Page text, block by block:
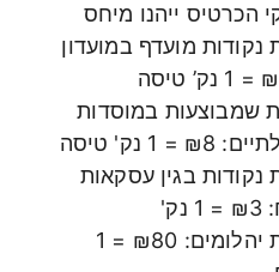
הכרטיס ייהנו מיחס
נקודות מועדף במועדון
שמבוצעות במוסדות
= 1 נק' טיסה
נקודות בגין עסקאות
צבירת יהלומים: ₪80 = 1